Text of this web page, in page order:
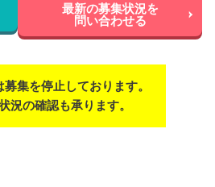
最新の募集状況を
問い合わせる
集を停止しております。
況の確認も承ります。